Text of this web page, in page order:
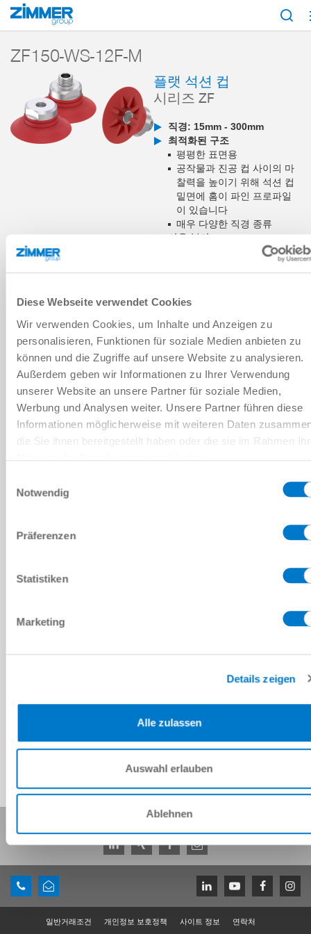
Diese Webseite verwendet Cookies
Wir verwenden Cookies, um Inhalte und Anzeigen zu
personalisieren, Funktionen für soziale Medien anbieten zu
können und die Zugriffe auf unsere Website zu analysieren.
Außerdem geben wir Informationen zu Ihrer Verwendung
unserer Website an unsere Partner für soziale Medien,
Werbung und Analysen weiter. Unsere Partner führen diese
Informationen möglicherweise mit weiteren Daten
die Sie ihnen bereitgestellt haben oder die sie im Rahmen
Notwendig
Präferenzen
Statistiken
Marketing
Details zeigen
Alle zulassen
Auswahl erlauben
Ablehnen
시작 제품 ZF150-
ZF150-WS-12F-M
플랫 석션 컵
시리즈 ZF
직경: 15mm - 300mm
최적화된 구조
평평한 표면용
공작물과 진공 컵 사이의 마
찰력을 높이기 위해 석션 컵
밑면에 홈이 파인 프로파일
이 있습니다
매우 다양한 직경 종류
사용 분야
비교에 추가
기술 데이터
CAD 데이터 다운로드
다운로드
일반거래조건 개인정보 보호정책 사이트 정보 연락처